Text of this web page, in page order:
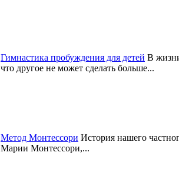
Гимнастика пробуждения для детей В
что другое не может сделать больше...
Метод Монтессори История нашего
Марии Монтессори,...